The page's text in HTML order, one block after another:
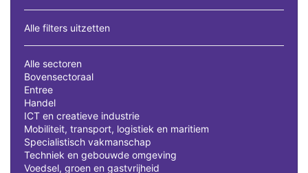
Alle filters uitzetten
Alle sectoren
Bovensectoraal
Entree
Handel
ICT en creatieve industrie
Mobiliteit, transport, logistiek en maritiem
Specialistisch vakmanschap
Techniek en gebouwde omgeving
Voedsel, groen en gastvrijheid